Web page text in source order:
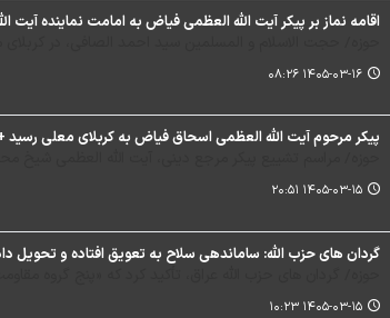
اقامه نماز بر پیکر آیت الله العظمی فیاض به امامت نماینده آیت
۱۴۰۵-۰۳-۱۶ ۰۸:۲۶
پیکر مرحوم آیت الله العظمی اسحاق فیاض به کربلای معلی رسید
۱۴۰۵-۰۳-۱۵ ۲۰:۵۱
گردان های حزب الله: ساماندهی سلاح به تعویق افتاده و تحویل
۱۴۰۵-۰۳-۱۵ ۱۰:۲۳